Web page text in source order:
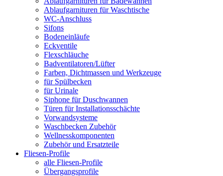
Ablaufgarnituren für Waschtische
WC-Anschluss
Sifons
Bodeneinläufe
Eckventile
Flexschläuche
Badventilatoren/Lüfter
Farben, Dichtmassen und Werkzeuge
für Spülbecken
für Urinale
Siphone für Duschwannen
Türen für Installationsschächte
Vorwandsysteme
Waschbecken Zubehör
Wellnesskomponenten
Zubehör und Ersatzteile
Fliesen-Profile
alle Fliesen-Profile
Übergangsprofile